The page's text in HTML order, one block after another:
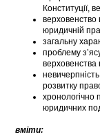
Конституції,
верховенство
юридичній
загальну
проблему
верховенства
розвитку
хронологічно
юридичних
вміти: